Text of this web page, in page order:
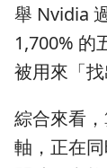
舉 Nvidia
1,700% 的
被用來「找
綜合來看
軸，正在